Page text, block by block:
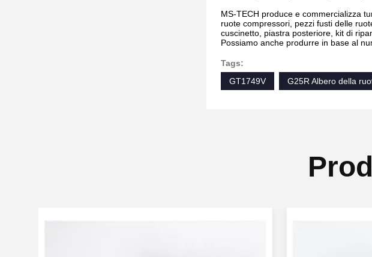
MS-TECH produce e commercializza
ruote compressori, pezzi fusti delle
cuscinetto, piastra posteriore, kit di
Possiamo anche produrre in base al
Tags:
GT1749V
G25R Albero della